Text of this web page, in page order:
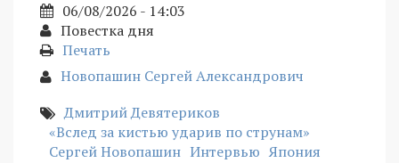
06/08/2026 - 14:03
Повестка дня
Печать
Новопашин Сергей Александрович
Дмитрий Девятериков
«Вслед за кистью ударив по струнам»
Сергей Новопашин Интервью Япония